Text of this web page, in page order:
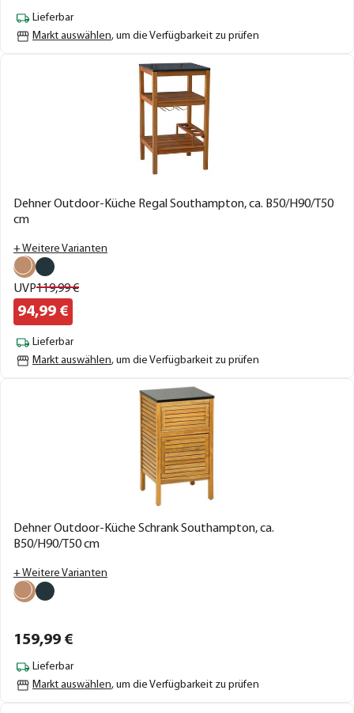
Lieferbar
Markt auswählen, um die Verfügbarkeit zu prüfen
Dehner Outdoor-Küche Regal Southampton, ca. B50/H90/T50
cm
+ Weitere Varianten
UVP119,99€
94,99 €
Lieferbar
Markt auswählen, um die Verfügbarkeit zu prüfen
Dehner Outdoor-Küche Schrank Southampton, ca.
B50/H90/T50 cm
+ Weitere Varianten
159,99 €
Lieferbar
Markt auswählen, um die Verfügbarkeit zu prüfen